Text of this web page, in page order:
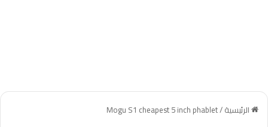
الرئيسية/
Mogu S1 cheapest 5 inch phablet